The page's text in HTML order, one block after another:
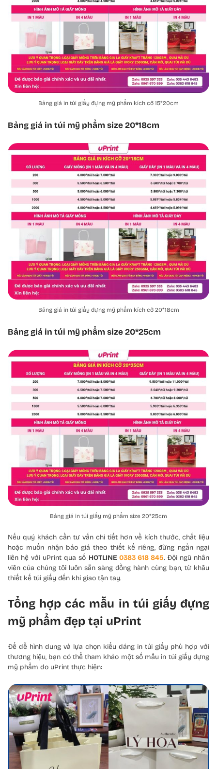
Bảng giá in túi giấy đựng mỹ phẩm kích cỡ 15*20cm
Bảng giá in túi mỹ phẩm size 20*18cm
Bảng giá in túi giấy đựng mỹ phẩm kích cỡ 20*18cm
Bảng giá in túi mỹ phẩm size 20*25cm
Bảng giá in túi giấy mỹ phẩm size 20*25cm
Nếu quý khách cần tư vấn chi tiết hơn về kích thước, chất liệu
hoặc muốn nhận báo giá theo thiết kế riêng, đừng ngần ngại
liên hệ với uPrint qua số HOTLINE 0383 618 845. Đội ngũ nhân
viên của chúng tôi luôn sẵn sàng đồng hành cùng bạn, từ khâu
thiết kế túi giấy đến khi giao tận tay.
Tổng hợp các mẫu in túi giấy đựng
mỹ phẩm đẹp tại uPrint
Để dễ hình dung và lựa chọn kiểu dáng in túi giấy phù hợp với
thương hiệu, bạn có thể tham khảo một số mẫu in túi giấy đựng
mỹ phẩm do uPrint thực hiện: